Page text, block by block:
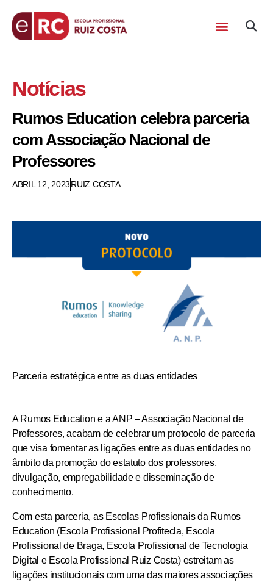
Notícias
Rumos Education celebra parceria
com Associação Nacional de
Professores
ABRIL 12, 2023RUIZ COSTA
Parceria estratégica entre as duas entidades
A Rumos Education e a ANP – Associação Nacional de
Professores, acabam de celebrar um protocolo de parceria
que visa fomentar as ligações entre as duas entidades no
âmbito da promoção do estatuto dos professores,
divulgação, empregabilidade e disseminação de
conhecimento.
Com esta parceria, as Escolas Profissionais da Rumos
Education (Escola Profissional Profitecla, Escola
Profissional de Braga, Escola Profissional de Tecnologia
Digital e Escola Profissional Ruiz Costa) estreitam as
ligações institucionais com uma das maiores associações